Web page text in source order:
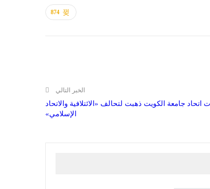
874
الخبر التالي
اتحاد جامعة الكويت ذهبت لتحالف «الائتلافية والاتحاد
الإسلامي»